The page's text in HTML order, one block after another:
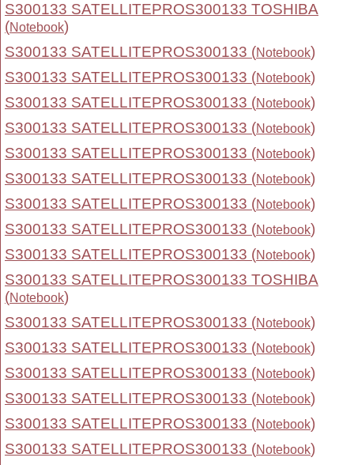
S300133 SATELLITEPROS300133 TOSHIBA
(Notebook)
S300133 SATELLITEPROS300133 (Notebook)
S300133 SATELLITEPROS300133 (Notebook)
S300133 SATELLITEPROS300133 (Notebook)
S300133 SATELLITEPROS300133 (Notebook)
S300133 SATELLITEPROS300133 (Notebook)
S300133 SATELLITEPROS300133 (Notebook)
S300133 SATELLITEPROS300133 (Notebook)
S300133 SATELLITEPROS300133 (Notebook)
S300133 SATELLITEPROS300133 (Notebook)
S300133 SATELLITEPROS300133 TOSHIBA
(Notebook)
S300133 SATELLITEPROS300133 (Notebook)
S300133 SATELLITEPROS300133 (Notebook)
S300133 SATELLITEPROS300133 (Notebook)
S300133 SATELLITEPROS300133 (Notebook)
S300133 SATELLITEPROS300133 (Notebook)
S300133 SATELLITEPROS300133 (Notebook)